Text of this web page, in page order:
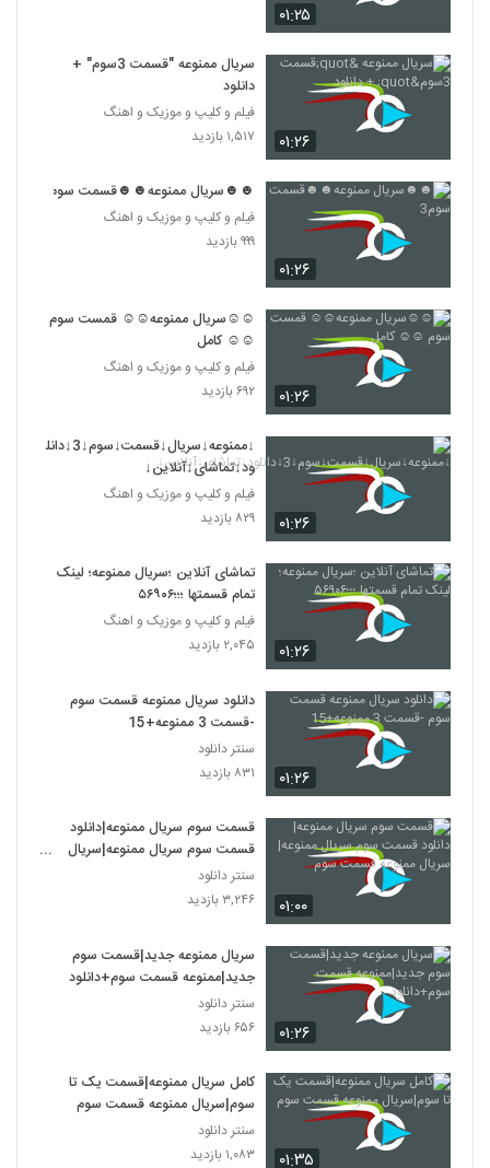
۰۱:۲۵
۰۱:۲۶
سریال ممنوعه "قسمت 3سوم" +
دانلود
فیلم و کلیپ و موزیک و اهنگ
۱,۵۱۷ بازدید
۰۱:۲۶
☻☻سریال ممنوعه☻☻قسمت سوم3
فیلم و کلیپ و موزیک و اهنگ
۹۹۹ بازدید
۰۱:۲۶
☺☺سریال ممنوعه☺☺ قمست سوم
☺☺ کامل
فیلم و کلیپ و موزیک و اهنگ
۶۹۲ بازدید
۰۱:۲۶
↓ممنوعه↓سریال↓قسمت↓سوم↓3↓دانل
ود↓تماشای↓آنلاین↓
فیلم و کلیپ و موزیک و اهنگ
۸۲۹ بازدید
۰۱:۲۶
تماشای آنلاین ؛سریال ممنوعه؛ لینک
تمام قسمتها ؛؛؛۵۶۹۰۶
فیلم و کلیپ و موزیک و اهنگ
۲,۰۴۵ بازدید
۰۱:۲۶
دانلود سریال ممنوعه قسمت سوم
-قسمت 3 ممنوعه+15
سنتر دانلود
۸۳۱ بازدید
۰۱:۰۰
قسمت سوم سریال ممنوعه|دانلود
قسمت سوم سریال ممنوعه|سریال
ممنوعه قسمت سوم
سنتر دانلود
۳,۲۴۶ بازدید
۰۱:۲۶
سریال ممنوعه جدید|قسمت سوم
جدید|ممنوعه قسمت سوم+دانلود
سنتر دانلود
۶۵۶ بازدید
۰۱:۳۵
کامل سریال ممنوعه|قسمت یک تا
سوم|سریال ممنوعه قسمت سوم
سنتر دانلود
۱,۰۸۳ بازدید